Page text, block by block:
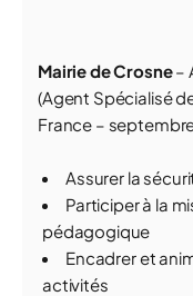
Mairie de Crosne–
(Agent Spécialisé
France –
Assurer la
Participer à la
pédagogique
Encadrer et
activités